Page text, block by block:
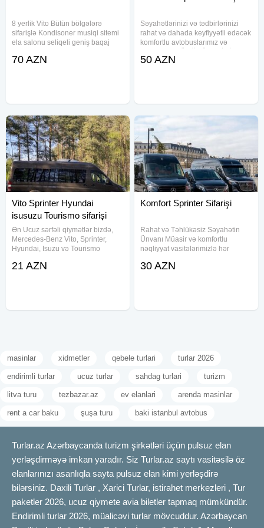
8 yerlik Vito Bütün bölgələrə
sifarişlə Kondisoner musiqi sitemi
ela salonu seliqeli geniş baqaj
70 AZN
Səyahətlərinizi və tədbirlərinizi
rahat və dahada keyfiyyətli edəcək
komfortlu avtobuslarımız və
təhlüləsiz şəkildə
50 AZN
Vito Sprinter Hyundai
isusuzu Tourismo sifarişi
Ən Ucuz sərfəli qiymətlər bizdə,
Mercedes-Benz Vito, Sprinter,
Hyundai, Isuzu və Tourismo
olunur! 6-7-8 yerlik Mercedes Vito
21 AZN
Komfort Sprinter Sifarişi
Rahat və Təhlükəsiz Səyahətin
Ünvanı Müasir və komfortlu
nəqliyyat vasitələrimizlə hər
Mercedes Sprinter
30 AZN
masinlar xidmetler qebele turlari turlar 2026
endirimli turlar ucuz turlar sahdag turlari turizm
litva turu tezbazar.az ev elanlari arenda masinlar
rent a car baku şuşa turu baki istanbul avtobus
Turlar.az Azərbaycanda turizm şirkətləri üçün pulsuz elan
yerləşdirməyə imkan yaradır. Siz Turlar.az saytı vasitəsilə öz
elanlarınızı asanlıqla sayta pulsuz elan kimi yerləşdirə
bilərsiniz. Daxili Turlar , Xarici Turlar, istirahet merkezleri , Tur
paketler 2026, ucuz qiymete avia biletler tapmaq mümkündür.
Endirimli turlar 2026, müalicəvi turlar mövcuddur. Azərbaycan